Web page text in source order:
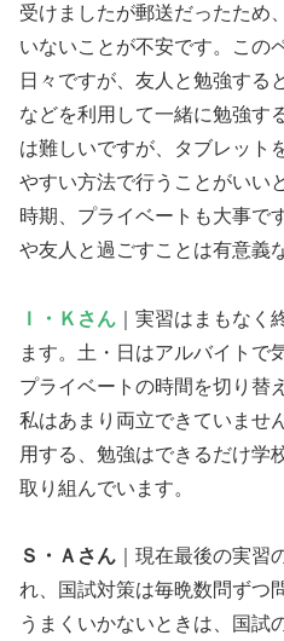
受けましたが郵送だったため
いないことが不安です。この
日々ですが、友人と勉強する
などを利用して一緒に勉強す
は難しいですが、タブレット
やすい方法で行うことがいい
時期、プライベートも大事で
や友人と過ごすことは有意義
Ｉ・Ｋさん ｜実習はまもなく
ます。土・日はアルバイトで
プライベートの時間を切り替
私はあまり両立できていませ
用する、勉強はできるだけ学
取り組んでいます。
Ｓ・Ａさん ｜現在最後の実習
れ、国試対策は毎晩数問ずつ
うまくいかないときは、国試